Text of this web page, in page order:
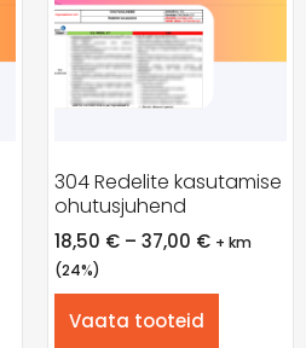
304 Redelite kasutamise
ohutusjuhend
18,50 € – 37,00 € + km
(24%)
Vaata tooteid